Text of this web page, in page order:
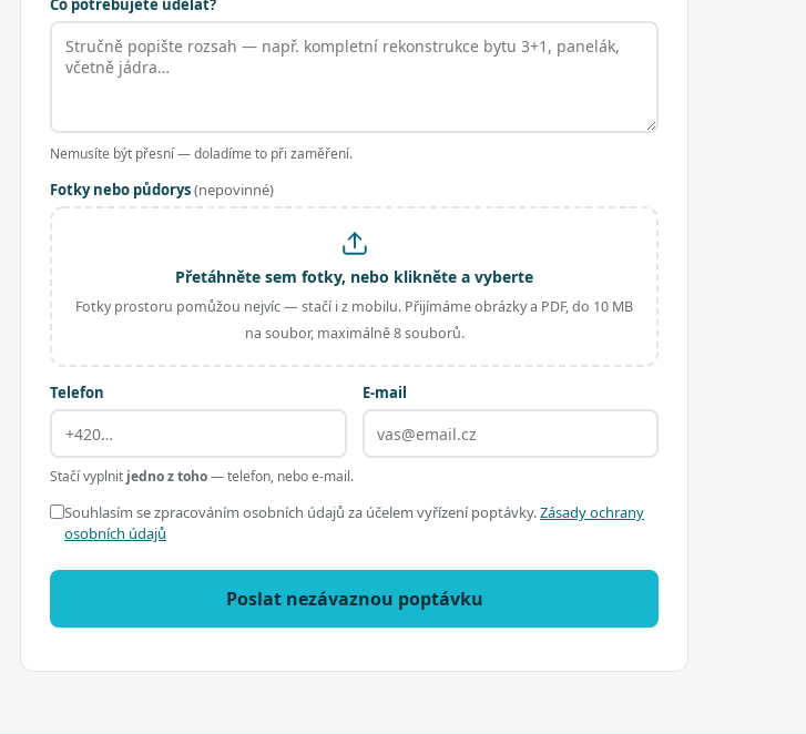
Co potřebujete udělat?
Nemusíte být přesní — doladíme to při zaměření.
Fotky nebo půdorys(nepovinné)
Přetáhněte sem fotky, nebo klikněte a vyberte
Fotky prostoru pomůžou nejvíc — stačí i z mobilu. Přijímáme obrázky a PDF, do 10 MB
na soubor, maximálně 8 souborů.
Telefon E-mail
Stačí vyplnit jedno z toho— telefon, nebo e-mail.
Souhlasím se zpracováním osobních údajů za účelem vyřízení poptávky.Zásady ochrany
osobních údajů
Poslat nezávaznou poptávku